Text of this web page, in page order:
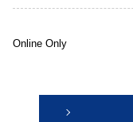
Online Only